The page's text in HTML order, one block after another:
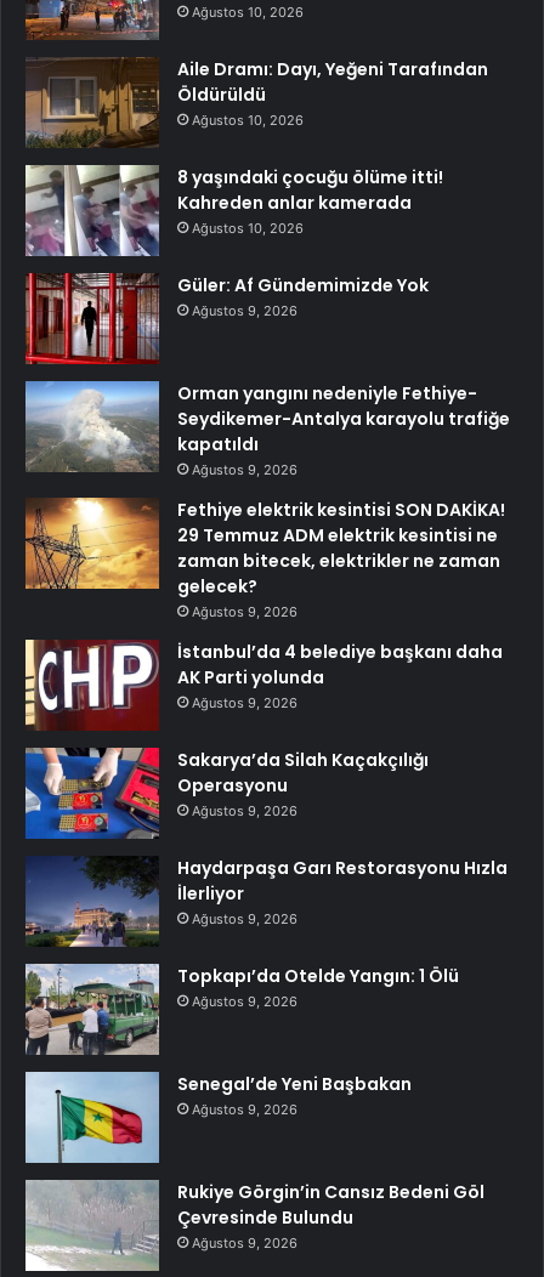
Ağustos 10, 2026
Aile Dramı: Dayı, Yeğeni Tarafından
Öldürüldü
Ağustos 10, 2026
8 yaşındaki çocuğu ölüme itti!
Kahreden anlar kamerada
Ağustos 10, 2026
Güler: Af Gündemimizde Yok
Ağustos 9, 2026
Orman yangını nedeniyle Fethiye-
Seydikemer-Antalya karayolu trafiğe
kapatıldı
Ağustos 9, 2026
Fethiye elektrik kesintisi SON DAKİKA!
29 Temmuz ADM elektrik kesintisi ne
zaman bitecek, elektrikler ne zaman
gelecek?
Ağustos 9, 2026
İstanbul’da 4 belediye başkanı daha
AK Parti yolunda
Ağustos 9, 2026
Sakarya’da Silah Kaçakçılığı
Operasyonu
Ağustos 9, 2026
Haydarpaşa Garı Restorasyonu Hızla
İlerliyor
Ağustos 9, 2026
Topkapı’da Otelde Yangın: 1 Ölü
Ağustos 9, 2026
Senegal’de Yeni Başbakan
Ağustos 9, 2026
Rukiye Görgin’in Cansız Bedeni Göl
Çevresinde Bulundu
Ağustos 9, 2026